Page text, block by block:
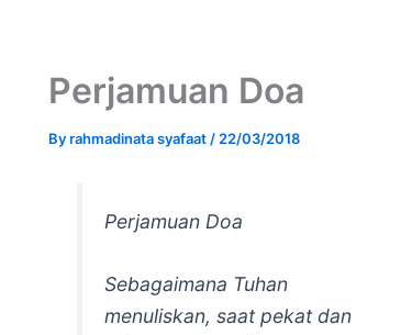
Perjamuan Doa
Byrahmadinata syafaat / 22/03/2018
Perjamuan Doa
Sebagaimana Tuhan
menuliskan, saat pekat dan